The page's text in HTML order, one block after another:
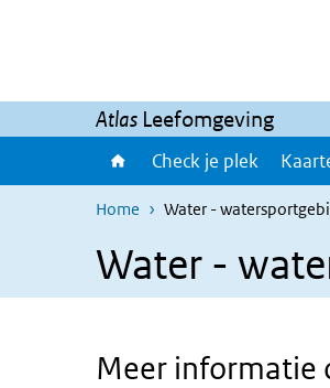
Atlas Leefomgeving
Check je plek
Home Water -
Water -
Meer informatie